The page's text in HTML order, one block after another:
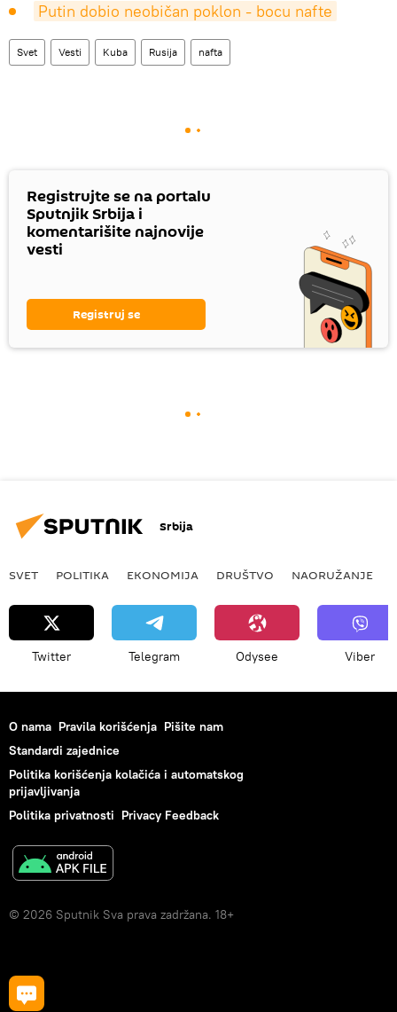
Putin dobio neobičan poklon - bocu nafte
Svet Vesti Kuba Rusija nafta
Registrujte se na portalu
Sputnjik Srbija i
komentarišite najnovije
vesti
Registruj se
Srbija
SVET POLITIKA EKONOMIJA DRUŠTVO NAORUŽANJE
Twitter Telegram Odysee Viber
O nama Pravila korišćenja Pišite nam
Standardi zajednice
Politika korišćenja kolačića i automatskog
prijavljivanja
Politika privatnosti Privacy Feedback
© 2026 Sputnik Sva prava zadržana. 18+